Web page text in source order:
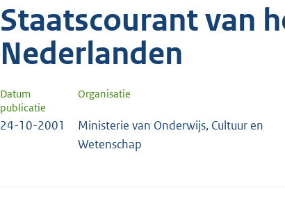
Staatscourant van
Nederlanden
Datum
publicatie
Organisatie
24-10-2001
Ministerie van Onderwijs, Cultuur en
Wetenschap